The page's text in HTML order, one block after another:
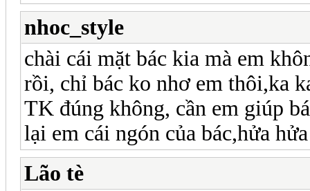
nhoc_style
chài cái mặt bác kia mà em
rồi, chỉ bác ko nhơ em thôi,ka
TK đúng không, cần em giúp
lại em cái ngón của bác,hửa hửa
Lão tè